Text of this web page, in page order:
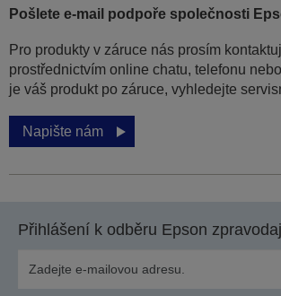
Pošlete e-mail podpoře společnosti
Pro produkty v záruce nás prosím
prostřednictvím online chatu, telefonu
je váš produkt po záruce, vyhledejte
Napište nám
Přihlášení k odběru Epson